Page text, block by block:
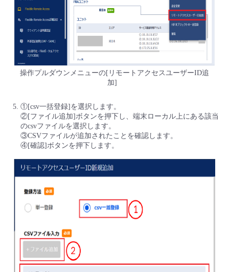
操作プルダウンメニューの[リモートアクセスユーザーID追
加]
①[csv一括登録]を選択します。
②[ファイル追加]ボタンを押下し、端末ローカル上にある該当
のcsvファイルを選択します。
③CSVファイルが追加されたことを確認します。
④[確認]ボタンを押下します。